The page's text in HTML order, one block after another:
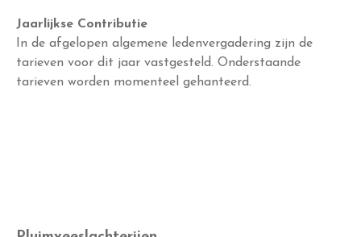
Jaarlijkse Contributie
In de afgelopen algemene ledenvergadering zijn de
tarieven voor dit jaar vastgesteld. Onderstaande
tarieven worden momenteel gehanteerd.